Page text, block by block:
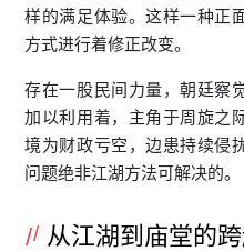
样的满足体验。这样一种正
方式进行着修正改变。
存在一股民间力量，朝廷察
加以利用着，主角于周旋之
境为财政亏空，边患持续侵
问题绝非江湖方法可解决的。
从江湖到庙堂的